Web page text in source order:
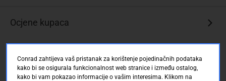
Ocjene kupaca
Conrad zahtijeva vaš pristanak za korištenje pojedinačnih podataka
kako bi se osigurala funkcionalnost web stranice i između ostalog,
kako bi vam pokazao informacije o vašim interesima. Klikom na